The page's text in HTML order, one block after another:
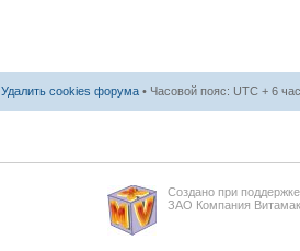
Удалить cookies форума • Часовой пояс: UTC + 6
Создано при поддержке
ЗАО Компания